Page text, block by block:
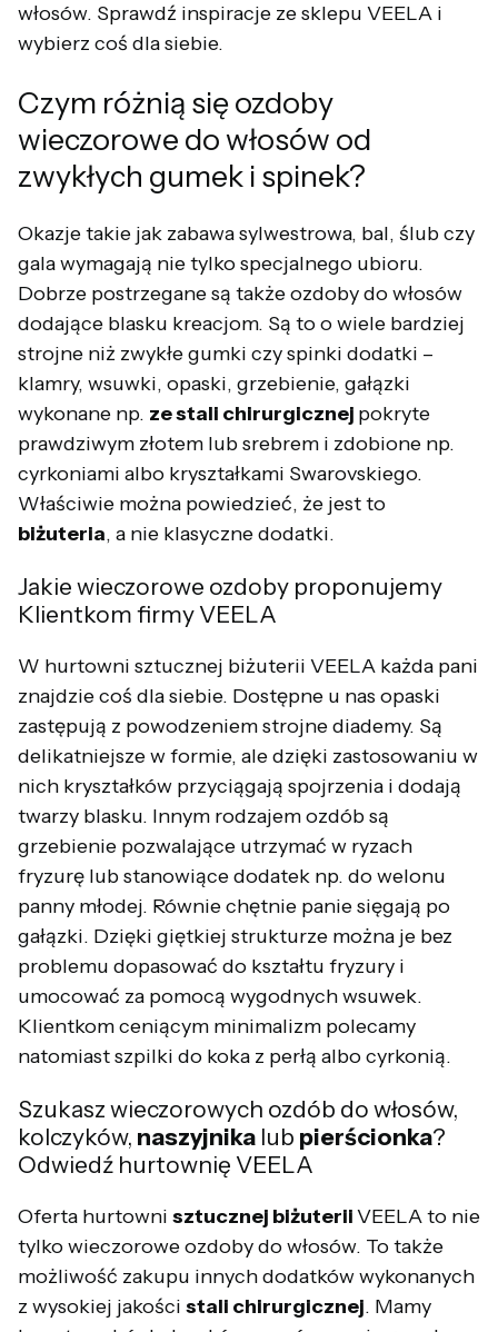
włosów. Sprawdź inspiracje ze sklepu VEELA i
wybierz coś dla siebie.
Czym różnią się ozdoby
wieczorowe do włosów od
zwykłych gumek i spinek?
Okazje takie jak zabawa sylwestrowa, bal, ślub czy
gala wymagają nie tylko specjalnego ubioru.
Dobrze postrzegane są także ozdoby do włosów
dodające blasku kreacjom. Są to o wiele bardziej
strojne niż zwykłe gumki czy spinki dodatki –
klamry, wsuwki, opaski, grzebienie, gałązki
wykonane np. ze stali chirurgicznej pokryte
prawdziwym złotem lub srebrem i zdobione np.
cyrkoniami albo kryształkami Swarovskiego.
Właściwie można powiedzieć, że jest to
biżuteria, a nie klasyczne dodatki.
Jakie wieczorowe ozdoby proponujemy
Klientkom firmy VEELA
W hurtowni sztucznej biżuterii VEELA każda pani
znajdzie coś dla siebie. Dostępne u nas opaski
zastępują z powodzeniem strojne diademy. Są
delikatniejsze w formie, ale dzięki zastosowaniu w
nich kryształków przyciągają spojrzenia i dodają
twarzy blasku. Innym rodzajem ozdób są
grzebienie pozwalające utrzymać w ryzach
fryzurę lub stanowiące dodatek np. do welonu
panny młodej. Równie chętnie panie sięgają po
gałązki. Dzięki giętkiej strukturze można je bez
problemu dopasować do kształtu fryzury i
umocować za pomocą wygodnych wsuwek.
Klientkom ceniącym minimalizm polecamy
natomiast szpilki do koka z perłą albo cyrkonią.
Szukasz wieczorowych ozdób do włosów,
kolczyków, naszyjnika lub pierścionka?
Odwiedź hurtownię VEELA
Oferta hurtowni sztucznej biżuteriiVEELA to nie
tylko wieczorowe ozdoby do włosów. To także
możliwość zakupu innych dodatków wykonanych
z wysokiej jakości stali chirurgicznej. Mamy